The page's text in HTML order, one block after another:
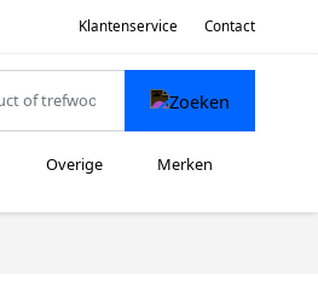
Klantenservice Contact
Overige Merken